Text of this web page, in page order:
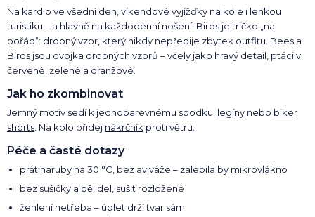
Na kardio ve všední den, víkendové vyjížďky na kole i lehkou
turistiku – a hlavně na každodenní nošení. Birds je tričko „na
pořád“: drobný vzor, který nikdy nepřebije zbytek outfitu. Bees a
Birds jsou dvojka drobných vzorů – včely jako hravý detail, ptáci v
červené, zelené a oranžové.
Jak ho zkombinovat
Jemný motiv sedí k jednobarevnému spodku: legíny nebo biker
shorts . Na kolo přidej nákrčník proti větru.
Péče a časté dotazy
prát naruby na 30 °C, bez aviváže – zalepila by mikrovlákno
bez sušičky a bělidel, sušit rozložené
žehlení netřeba – úplet drží tvar sám